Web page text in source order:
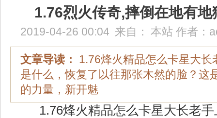
1.76烈火传奇,摔倒在地有地
2019-04-26 00:04 来自： 本站 作者：
文章导读：
1.76烽火精品怎么卡星大长
是什么，恢复了以往那张木然的脸？这
的力量，新开魅
1.76烽火精品怎么卡星大长老手